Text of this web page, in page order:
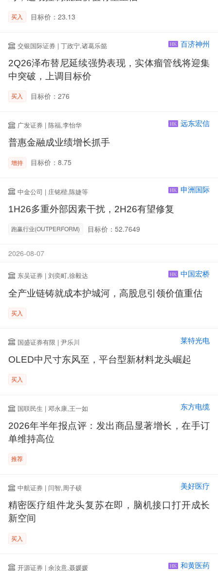
买入 目标价：23.13
交银国际证券 | 丁政宁,诸葛乐懿 HK 百济神州
2Q26泽布替尼延续强势表现，实体瘤管线将迎集
中突破，上调目标价
买入 目标价：276
广发证券 | 陈福,李怡华 HK 远东宏信
普惠金融成业绩增长抓手
增持 目标价：8.75
中金公司 | 庄铭楷,陈婕等 HK 申洲国际
1H26多重外部因素干扰，2H26有望修复
跑赢行业(OUTPERFORM) 目标价：52.7649
2026-08-07
东吴证券 | 刘奕町,徐毅达 HK 中国宏桥
全产业链铸就成本护城河，高股息引领价值重估
买入
国盛证券有限 | 尹乐川 莱特光电
OLED中尺寸东风至，平台型新材料龙头崛起
买入
国联民生 | 邓永康,王一如 东方电缆
2026年半年报点评：发出商品显著增长，在手订
单维持高位
推荐
中航证券 | 闫智,周子硕 美好医疗
精密医疗组件龙头复苏在即，脑机接口打开成长
新空间
买入
开源证券 | 余汝意,聂媛媛 HK 和黄医药